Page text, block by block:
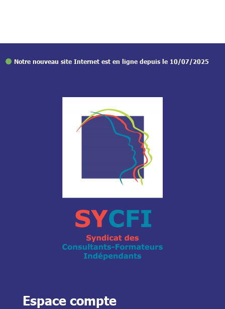
Notre nouveau site Internet est en ligne depuis le 10/07/2025
Espace compte